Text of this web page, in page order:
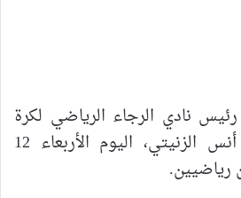
نادي الرجاء الرياضي لكرة
القدم، عقد الحارس أنس الزنيتي، اليوم الأربعاء 12